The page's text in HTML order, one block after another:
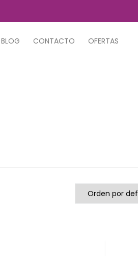
BLOG CONTACTO OFERTAS